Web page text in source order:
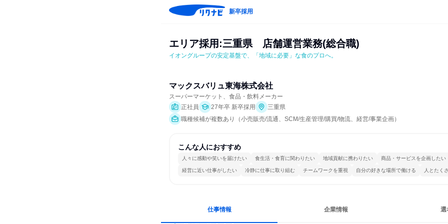
新卒採用
エリア採用:三重県　店舗運営業務(総合職)
イオングループの安定基盤で、「地域に必要」な食のプロへ。
マックスバリュ東海株式会社
スーパーマーケット、食品・飲料メーカー
正社員
27年卒 新卒採用
三重県
職種候補が複数あり（小売販売/流通、SCM/生産管理/購買/物流、経営/事業企画）
こんな人におすすめ
人々に感動や笑いを届けたい 食生活・食育に関わりたい 地域貢献に携わりたい 商品・サービスを企画したい
経営に近い仕事がしたい 冷静に仕事に取り組む チームワークを重視 自分の好きな場所で働ける 人とたく
仕事情報 企業情報 選